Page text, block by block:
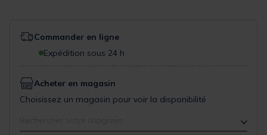
Commander en ligne
Expédition sous 24 h
Acheter en magasin
Choisissez un magasin pour voir la disponibilité